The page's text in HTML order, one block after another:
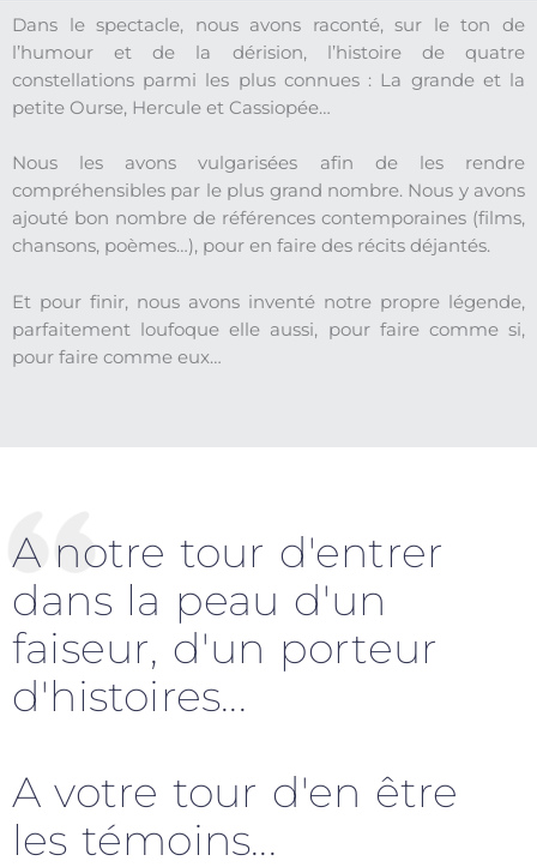
Dans le spectacle, nous avons raconté, sur le ton de
l’humour et de la dérision, l’histoire de quatre
constellations parmi les plus connues : La grande et la
petite Ourse, Hercule et Cassiopée…
Nous les avons vulgarisées afin de les rendre
compréhensibles par le plus grand nombre. Nous y avons
ajouté bon nombre de références contemporaines (films,
chansons, poèmes…), pour en faire des récits déjantés.
Et pour finir, nous avons inventé notre propre légende,
parfaitement loufoque elle aussi, pour faire comme si,
pour faire comme eux…
A notre tour d'entrer
dans la peau d'un
faiseur, d'un porteur
d'histoires...
A votre tour d'en être
les témoins...